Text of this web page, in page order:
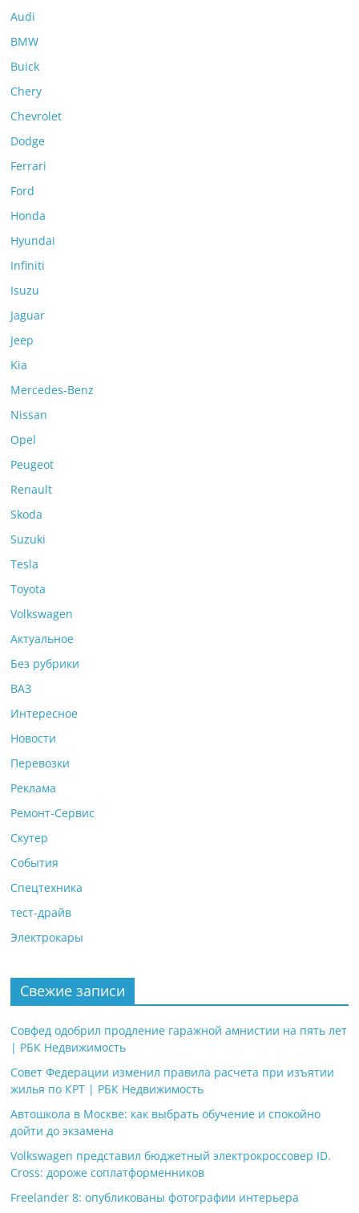
Audi
BMW
Buick
Chery
Chevrolet
Dodge
Ferrari
Ford
Honda
Hyundai
Infiniti
Isuzu
Jaguar
Jeep
Kia
Mercedes-Benz
Nissan
Opel
Peugeot
Renault
Skoda
Suzuki
Tesla
Toyota
Volkswagen
Актуальное
Без рубрики
ВАЗ
Интересное
Новости
Перевозки
Реклама
Ремонт-Сервис
Скутер
События
Спецтехника
тест-драйв
Электрокары
Свежие записи
Совфед одобрил продление гаражной амнистии на пять лет
| РБК Недвижимость
Совет Федерации изменил правила расчета при изъятии
жилья по КРТ | РБК Недвижимость
Автошкола в Москве: как выбрать обучение и спокойно
дойти до экзамена
Volkswagen представил бюджетный электрокроссовер ID.
Cross: дороже соплатформенников
Freelander 8: опубликованы фотографии интерьера